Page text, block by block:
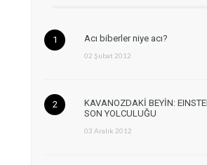
Acı biberler niye acı?
02 Şubat 2012
KAVANOZDAKİ BEYİN:
SON YOLCULUĞU
03 Aralık 2012